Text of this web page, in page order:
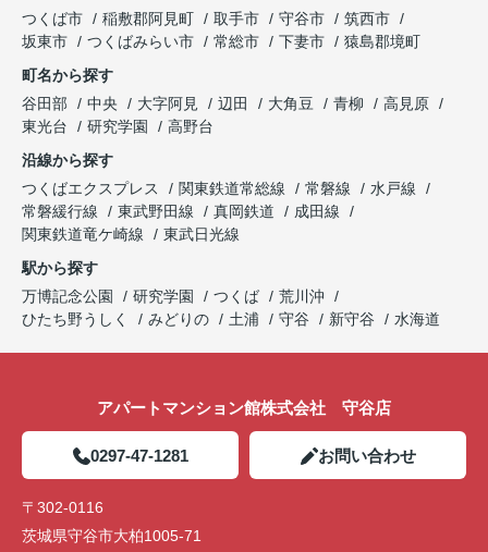
つくば市
稲敷郡阿見町 取手市 守谷市
筑西市
坂東市
つくばみらい市 常総市 下妻市
猿島郡境町
町名から探す
谷田部
中央 大字阿見 辺田 大角豆 青柳
高見原
東光台
研究学園
高野台
沿線から探す
つくばエクスプレス
関東鉄道常総線 常磐線
水戸線
常磐緩行線
東武野田線 真岡鉄道
成田線
関東鉄道竜ケ崎線
東武日光線
駅から探す
万博記念公園
研究学園 つくば
荒川沖
ひたち野うしく
みどりの 土浦 守谷 新守谷 水海道
アパートマンション館株式会社 守谷店
0297-47-1281 お問い合わせ
〒302-0116
茨城県守谷市大柏1005-71